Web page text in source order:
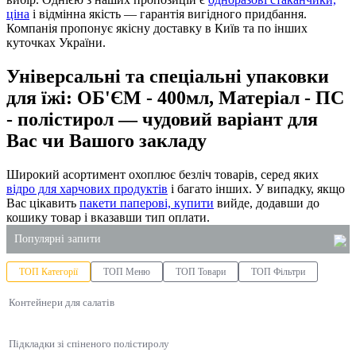
ціна і відмінна якість — гарантія вигідного придбання.
Компанія пропонує якісну доставку в Київ та по інших
куточках України.
Універсальні та спеціальні упаковки
для їжі: ОБ'ЄМ - 400мл, Матеріал - ПС
- полістирол — чудовий варіант для
Вас чи Вашого закладу
Широкий асортимент охоплює безліч товарів, серед яких
відро для харчових продуктів і багато інших. У випадку, якщо
Вас цікавить пакети паперові, купити вийде, додавши до
кошику товар і вказавши тип оплати.
Популярні запити
паперовий пакет купити
купити упаковку для салатів
купити чистячі та миючі засоби
ТОП Категорії ТОП Меню ТОП Товари ТОП Фільтри
Контейнери для салатів
Підкладки зі спіненого полістиролу